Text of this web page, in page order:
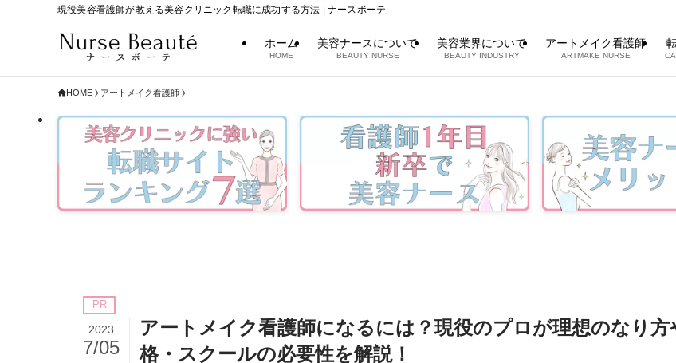
現役美容看護師が教える美容クリニック転職に成功する方法 | ナースボーテ
ホーム
HOME
美容ナースについて
BEAUTY NURSE
美容業界について
BEAUTY INDUSTRY
アートメイク看護師
ARTMAKE NURSE
HOME アートメイク看護師
PR
アートメイク看護師になるには？現役のプロが理想のなり方
格・スクールの必要性を解説！
2023
7/05